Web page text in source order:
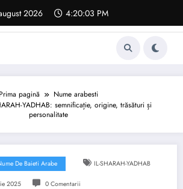
2026 4:20:04 PM
Prima pagină
Nume arabesti
YADHAB: semnificație, origine, trăsături și
personalitate
De Baieti Arabe IL-SHARAH-YADHAB
2025 0 Comentarii